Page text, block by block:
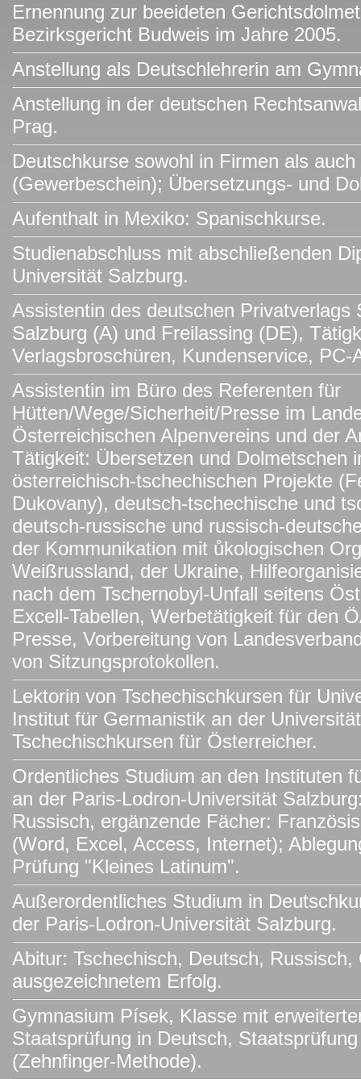
Ernennung zur beeideten
Bezirksgericht Budweis im Jahre 2005.
Anstellung als Deutschlehrerin am
Anstellung in der deutschen
Prag.
Deutschkurse sowohl in Firmen als
(Gewerbeschein); Übersetzungs- und
Aufenthalt in Mexiko: Spanischkurse.
Studienabschluss mit abschließenden
Universität Salzburg.
Assistentin des deutschen Privatverlags
Salzburg (A) und Freilassing (DE),
Verlagsbroschüren, Kundenservice,
Assistentin im Büro des Referenten für
Hütten/Wege/Sicherheit/Presse im
Österreichischen Alpenvereins und der
Tätigkeit: Übersetzen und Dolmetschen
österreichisch-tschechischen Projekte
Dukovany), deutsch-tschechische und
deutsch-russische und russisch-
der Kommunikation mit ůkologischen
Weißrussland, der Ukraine,
nach dem Tschernobyl-Unfall seitens
Excell-Tabellen, Werbetätigkeit für den
Presse, Vorbereitung von
von Sitzungsprotokollen.
Lektorin von Tschechischkursen für
Institut für Germanistik an der
Tschechischkursen für Österreicher.
Ordentliches Studium an den Instituten
an der Paris-Lodron-Universität
Russisch, ergänzende Fächer:
(Word, Excel, Access, Internet);
Prüfung "Kleines Latinum".
Außerordentliches Studium in
der Paris-Lodron-Universität Salzburg.
Abitur: Tschechisch, Deutsch, Russisch,
ausgezeichnetem Erfolg.
Gymnasium Písek, Klasse mit
Staatsprüfung in Deutsch,
(Zehnfinger-Methode).